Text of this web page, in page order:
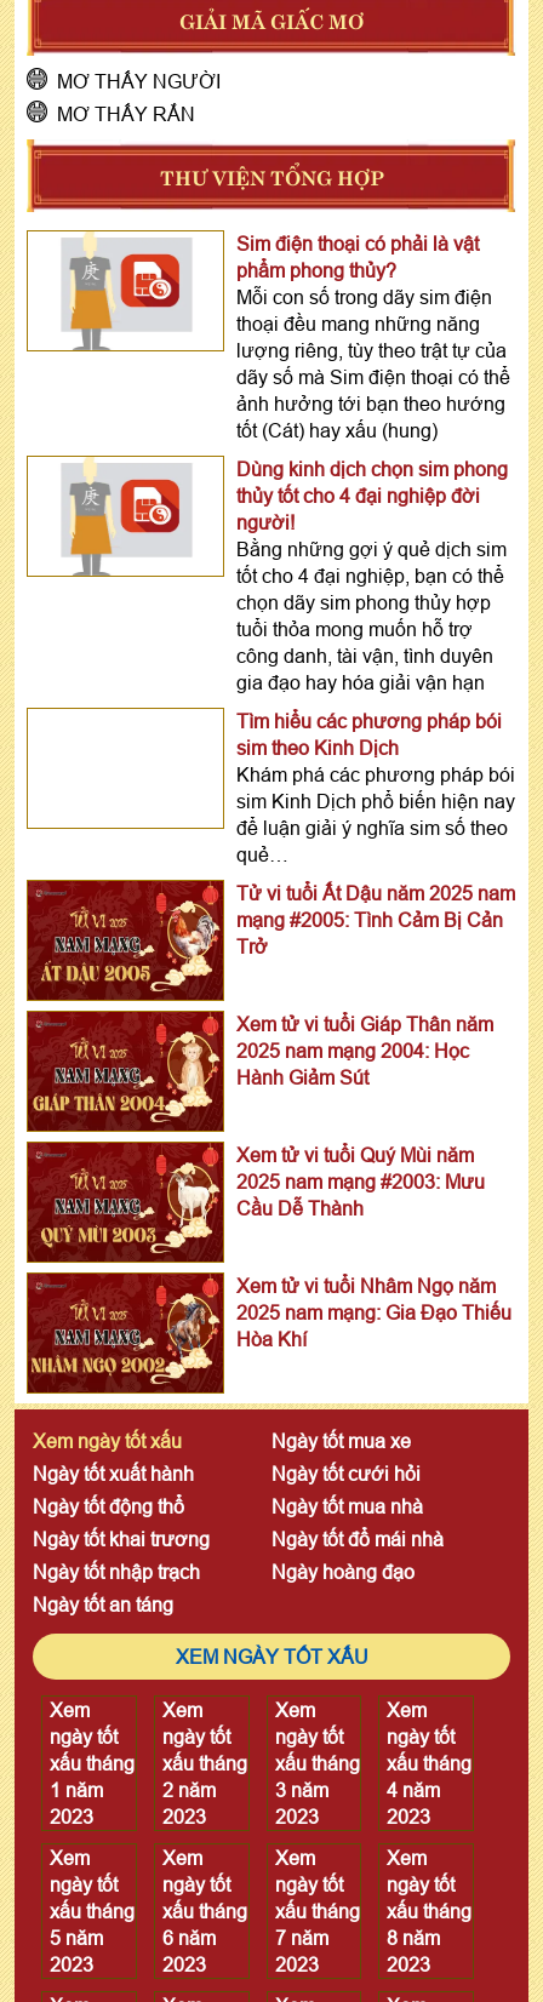
GIẢI MÃ GIẤC MƠ
MƠ THẤY NGƯỜI
MƠ THẤY RẮN
THƯ VIỆN TỔNG HỢP
Sim điện thoại có phải là vật
phẩm phong thủy?
Mỗi con số trong dãy sim điện
thoại đều mang những năng
lượng riêng, tùy theo trật tự của
dãy số mà Sim điện thoại có thể
ảnh hưởng tới bạn theo hướng
tốt (Cát) hay xấu (hung)
Dùng kinh dịch chọn sim phong
thủy tốt cho 4 đại nghiệp đời
người!
Bằng những gợi ý quẻ dịch sim
tốt cho 4 đại nghiệp, bạn có thể
chọn dãy sim phong thủy hợp
tuổi thỏa mong muốn hỗ trợ
công danh, tài vận, tình duyên
gia đạo hay hóa giải vận hạn
Tìm hiểu các phương pháp bói
sim theo Kinh Dịch
Khám phá các phương pháp bói
sim Kinh Dịch phổ biến hiện nay
để luận giải ý nghĩa sim số theo
quẻ…
Tử vi tuổi Ất Dậu năm 2025 nam
mạng #2005: Tình Cảm Bị Cản
Trở
Xem tử vi tuổi Giáp Thân năm
2025 nam mạng 2004: Học
Hành Giảm Sút
Xem tử vi tuổi Quý Mùi năm
2025 nam mạng #2003: Mưu
Cầu Dễ Thành
Xem tử vi tuổi Nhâm Ngọ năm
2025 nam mạng: Gia Đạo Thiếu
Hòa Khí
Xem ngày tốt xấu
Ngày tốt mua xe
Ngày tốt xuất hành
Ngày tốt cưới hỏi
Ngày tốt động thổ
Ngày tốt mua nhà
Ngày tốt khai trương
Ngày tốt đổ mái nhà
Ngày tốt nhập trạch
Ngày hoàng đạo
Ngày tốt an táng
XEM NGÀY TỐT XẤU
Xem
ngày tốt
xấu tháng
1 năm
2023
Xem
ngày tốt
xấu tháng
2 năm
2023
Xem
ngày tốt
xấu tháng
3 năm
2023
Xem
ngày tốt
xấu tháng
4 năm
2023
Xem
ngày tốt
xấu tháng
5 năm
2023
Xem
ngày tốt
xấu tháng
6 năm
2023
Xem
ngày tốt
xấu tháng
7 năm
2023
Xem
ngày tốt
xấu tháng
8 năm
2023